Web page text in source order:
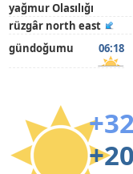
yağmur Olasılığı
rüzgâr north east
gündoğumu
06:18